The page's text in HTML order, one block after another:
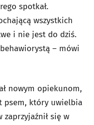
spotkał.
wszystkich
i nie jest do dziś.
– mówi
nowym opiekunom,
psem, który uwielbia
zaprzyjaźnił się w